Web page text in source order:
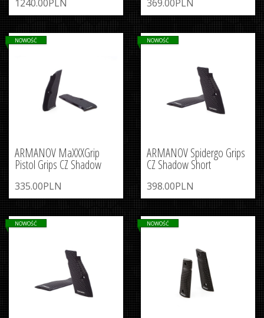
1240.00PLN 369.00PLN
ARMANOV MaXXXGrip
Pistol Grips CZ Shadow
335.00PLN
NOWOŚĆ
ARMANOV Spidergo Grips
CZ Shadow Short
398.00PLN
NOWOŚĆ
NOWOŚĆ NOWOŚĆ